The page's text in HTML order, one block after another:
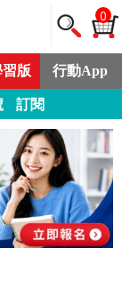
0
習版 行動App
訂閱